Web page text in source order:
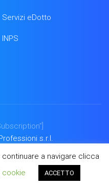
Servizi eDotto
INPS
s.r.l.
a navigare clicca
cookie ACCETTO